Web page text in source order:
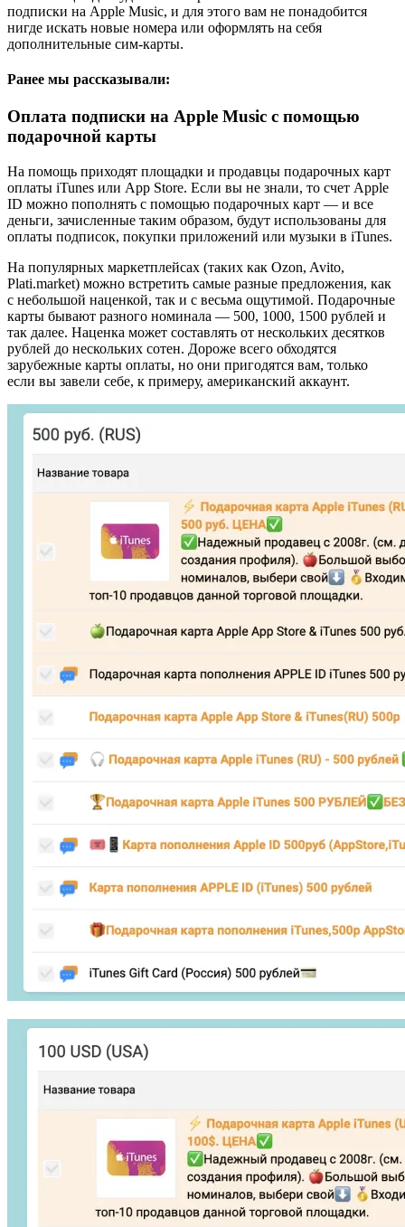
подписки на Apple Music, и для этого вам не понадобится
нигде искать новые номера или оформлять на себя
дополнительные сим-карты.
Ранее мы рассказывали:
Оплата подписки на Apple Music с помощью
подарочной карты
На помощь приходят площадки и продавцы подарочных карт
оплаты iTunes или App Store. Если вы не знали, то счет Apple
ID можно пополнять с помощью подарочных карт — и все
деньги, зачисленные таким образом, будут использованы для
оплаты подписок, покупки приложений или музыки в iTunes.
На популярных маркетплейсах (таких как Ozon, Avito,
Plati.market) можно встретить самые разные предложения, как
с небольшой наценкой, так и с весьма ощутимой. Подарочные
карты бывают разного номинала — 500, 1000, 1500 рублей и
так далее. Наценка может составлять от нескольких десятков
рублей до нескольких сотен. Дороже всего обходятся
зарубежные карты оплаты, но они пригодятся вам, только
если вы завели себе, к примеру, американский аккаунт.